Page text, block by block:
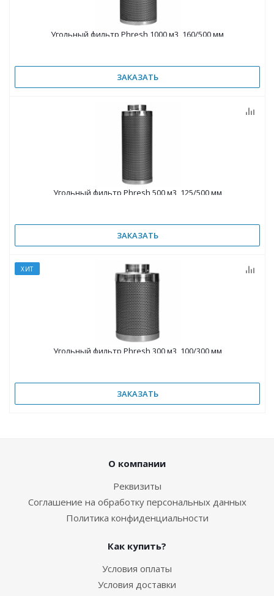
Угольный фильтр Phresh 1000 м3, 160/500 мм
ЗАКАЗАТЬ
Угольный фильтр Phresh 500 м3, 125/500 мм
ЗАКАЗАТЬ
ХИТ
Угольный фильтр Phresh 300 м3, 100/300 мм
ЗАКАЗАТЬ
О компании
Реквизиты
Соглашение на обработку персональных данных
Политика конфиденциальности
Как купить?
Условия оплаты
Условия доставки